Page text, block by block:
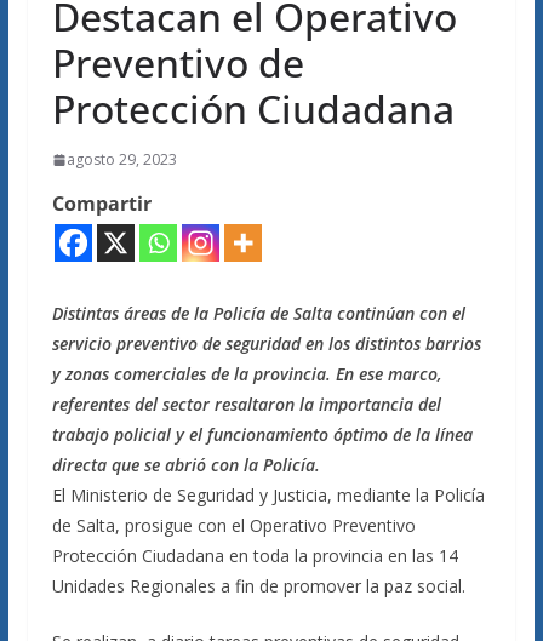
Destacan el Operativo
Preventivo de
Protección Ciudadana
agosto 29, 2023
Compartir
Distintas áreas de la Policía de Salta continúan con el
servicio preventivo de seguridad en los distintos barrios
y zonas comerciales de la provincia. En ese marco,
referentes del sector resaltaron la importancia del
trabajo policial y el funcionamiento óptimo de la línea
directa que se abrió con la Policía.
El Ministerio de Seguridad y Justicia, mediante la Policía
de Salta, prosigue con el Operativo Preventivo
Protección Ciudadana en toda la provincia en las 14
Unidades Regionales a fin de promover la paz social.